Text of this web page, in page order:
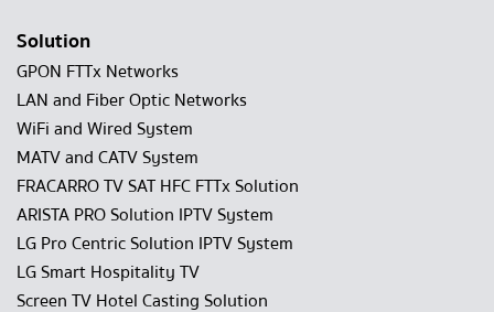
Solution
GPON FTTx Networks
LAN and Fiber Optic Networks
WiFi and Wired System
MATV and CATV System
FRACARRO TV SAT HFC FTTx Solution
ARISTA PRO Solution IPTV System
LG Pro Centric Solution IPTV System
LG Smart Hospitality TV
Screen TV Hotel Casting Solution